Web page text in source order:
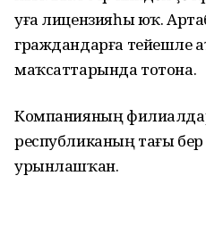
уға лицензияһы юҡ.
граждандарға тейешле
маҡсаттарында тотона.
Компанияның
республиканың тағы
урынлашҡан.